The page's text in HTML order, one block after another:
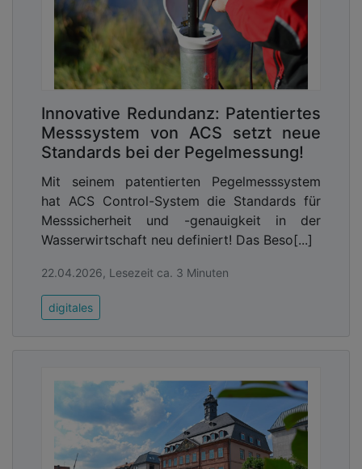
Innovative Redundanz: Patentiertes
Messsystem von ACS setzt neue
Standards bei der Pegelmessung!
Mit seinem patentierten Pegelmesssystem
hat ACS Control-System die Standards für
Messsicherheit und -genauigkeit in der
Wasserwirtschaft neu definiert! Das Beso[...]
22.04.2026, Lesezeit ca. 3 Minuten
digitales